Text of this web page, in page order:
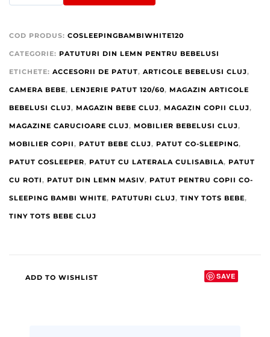
COD PRODUS: COSLEEPINGBAMBIWHITE120
CATEGORIE: PATUTURI DIN LEMN PENTRU BEBELUSI
ETICHETE: ACCESORII DE PATUT, ARTICOLE BEBELUSI CLUJ,
CAMERA BEBE, LENJERIE PATUT 120/60, MAGAZIN ARTICOLE
BEBELUSI CLUJ, MAGAZIN BEBE CLUJ, MAGAZIN COPII CLUJ,
MAGAZINE CARUCIOARE CLUJ, MOBILIER BEBELUSI CLUJ,
MOBILIER COPII, PATUT BEBE CLUJ, PATUT CO-SLEEPING,
PATUT COSLEEPER, PATUT CU LATERALA CULISABILA, PATUT
CU ROTI, PATUT DIN LEMN MASIV, PATUT PENTRU COPII CO-
SLEEPING BAMBI WHITE, PATUTURI CLUJ, TINY TOTS BEBE,
TINY TOTS BEBE CLUJ
ADD TO WISHLIST SAVE